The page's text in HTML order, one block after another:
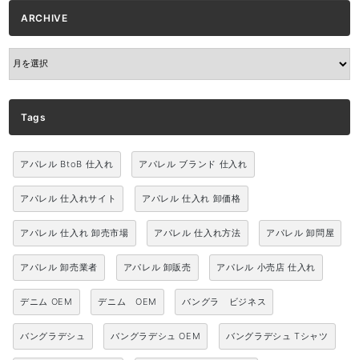
ARCHIVE
ARCHIVE
Tags
アパレル BtoB 仕入れ アパレル ブランド 仕入れ
アパレル 仕入れサイト アパレル 仕入れ 卸価格
アパレル 仕入れ 卸売市場 アパレル 仕入れ方法 アパレル 卸問屋
アパレル 卸売業者 アパレル 卸販売 アパレル 小売店 仕入れ
デニム OEM デニム OEM バングラ ビジネス
バングラデシュ バングラデシュ OEM バングラデシュ Tシャツ